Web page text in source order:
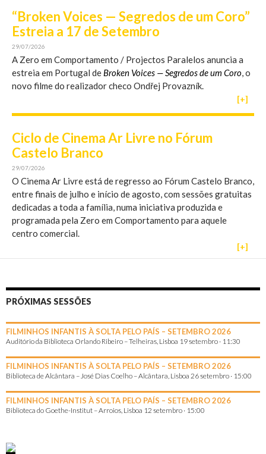
“Broken Voices — Segredos de um Coro”
Estreia a 17 de Setembro
29/07/2026
A Zero em Comportamento / Projectos Paralelos anuncia a
estreia em Portugal de Broken Voices — Segredos de um Coro, o
novo filme do realizador checo Ondřej Provazník.
[+]
Ciclo de Cinema Ar Livre no Fórum
Castelo Branco
29/07/2026
O Cinema Ar Livre está de regresso ao Fórum Castelo Branco,
entre finais de julho e início de agosto, com sessões gratuitas
dedicadas a toda a família, numa iniciativa produzida e
programada pela Zero em Comportamento para aquele
centro comercial.
[+]
PRÓXIMAS SESSÕES
FILMINHOS INFANTIS À SOLTA PELO PAÍS – SETEMBRO 2026
Auditório da Biblioteca Orlando Ribeiro – Telheiras, Lisboa 19 setembro · 11:30
O
preço
original
3,50 €.
O
preço
atual
3,00 €.
FILMINHOS INFANTIS À SOLTA PELO PAÍS – SETEMBRO 2026
Biblioteca de Alcântara – José Dias Coelho – Alcântara, Lisboa 26 setembro · 15:00
O
preço
original
O
preço
atual
FILMINHOS INFANTIS À SOLTA PELO PAÍS – SETEMBRO 2026
Biblioteca do Goethe-Institut – Arroios, Lisboa 12 setembro · 15:00
original
atual